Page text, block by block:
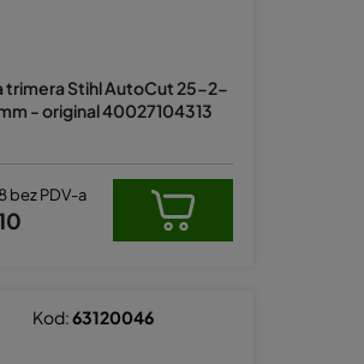
trimera Stihl AutoCut 25-2-
- original 40027104313
bez PDV-a
Kod:63120046